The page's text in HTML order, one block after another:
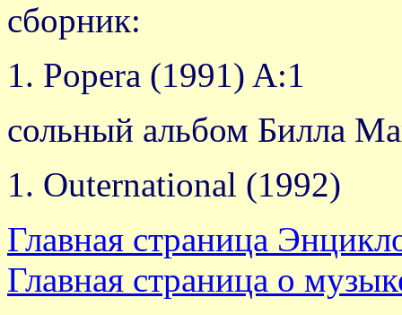
сборник:
1. Рoрera (1991) A:1
сольный альбом Билла
1. Outernational (1992)
Главная страница
Главная страница о